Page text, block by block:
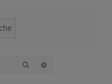
Suche